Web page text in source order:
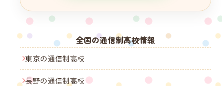
全国の通信制高校情報
東京の通信制高校
長野の通信制高校